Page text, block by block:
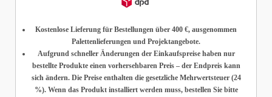
Kostenlose Lieferung für Bestellungen über 400 €, ausgenommen
Palettenlieferungen und Projektangebote.
Aufgrund schneller Änderungen der Einkaufspreise haben nur
bestellte Produkte einen vorhersehbaren Preis – der Endpreis kann
sich ändern. Die Preise enthalten die gesetzliche Mehrwertsteuer (24
%). Wenn das Produkt installiert werden muss, bestellen Sie bitte